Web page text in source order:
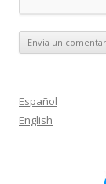
Español
English